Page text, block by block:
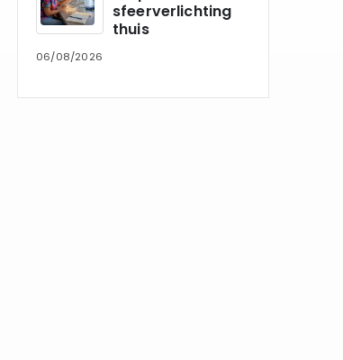
sfeerverlichting
thuis
06/08/2026